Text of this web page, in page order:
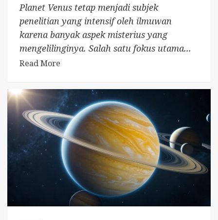
Planet Venus tetap menjadi subjek
penelitian yang intensif oleh ilmuwan
karena banyak aspek misterius yang
mengelilinginya. Salah satu fokus utama...
Read More